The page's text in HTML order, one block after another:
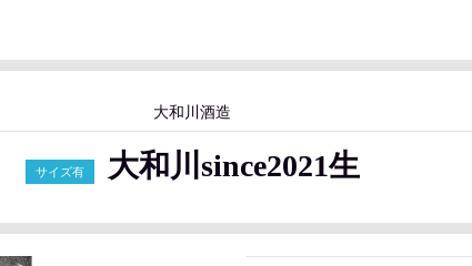
大和川酒造
大和川since2021生